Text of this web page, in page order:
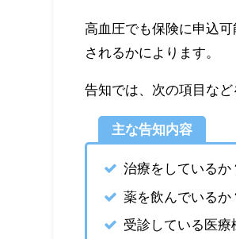
高血圧でも保険に申込
されるかによります。
告知では、次の項目など
主な告知内容
治療をしているか
薬を飲んでいるか
受診している医療